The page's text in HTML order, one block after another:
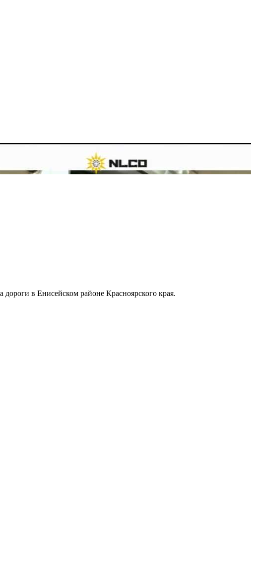
в Енисейском районе Красноярского края.